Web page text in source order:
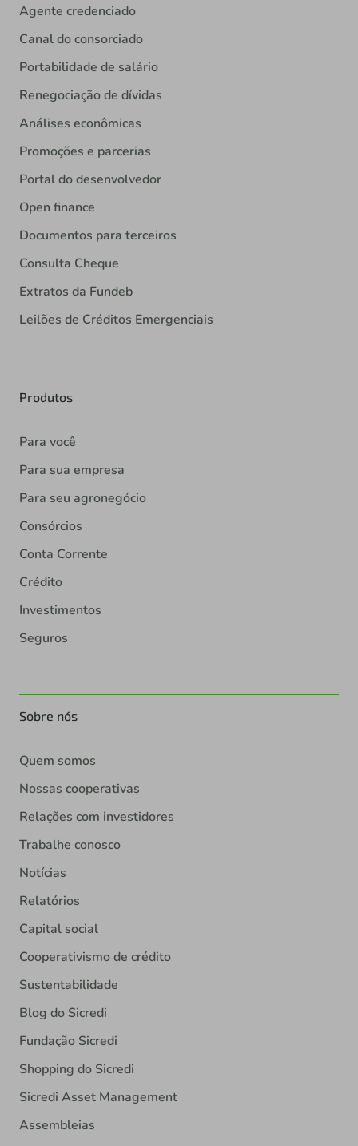
Agente credenciado
Canal do consorciado
Portabilidade de salário
Renegociação de dívidas
Análises econômicas
Promoções e parcerias
Portal do desenvolvedor
Open finance
Documentos para terceiros
Consulta Cheque
Extratos da Fundeb
Leilões de Créditos Emergenciais
Produtos
Para você
Para sua empresa
Para seu agronegócio
Consórcios
Conta Corrente
Crédito
Investimentos
Seguros
Sobre nós
Quem somos
Nossas cooperativas
Relações com investidores
Trabalhe conosco
Notícias
Relatórios
Capital social
Cooperativismo de crédito
Sustentabilidade
Blog do Sicredi
Fundação Sicredi
Shopping do Sicredi
Sicredi Asset Management
Assembleias